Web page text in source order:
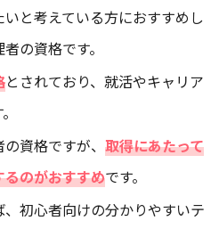
と考えている方におすすめし
の資格です。
とされており、就活やキャリア
資格ですが、 取得にあたって
のがおすすめです。
初心者向けの分かりやすいテ